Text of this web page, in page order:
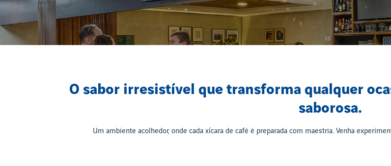
O sabor irresistível que transforma qualquer
saborosa.
Um ambiente acolhedor, onde cada xícara de café é preparada com maestria. Venha